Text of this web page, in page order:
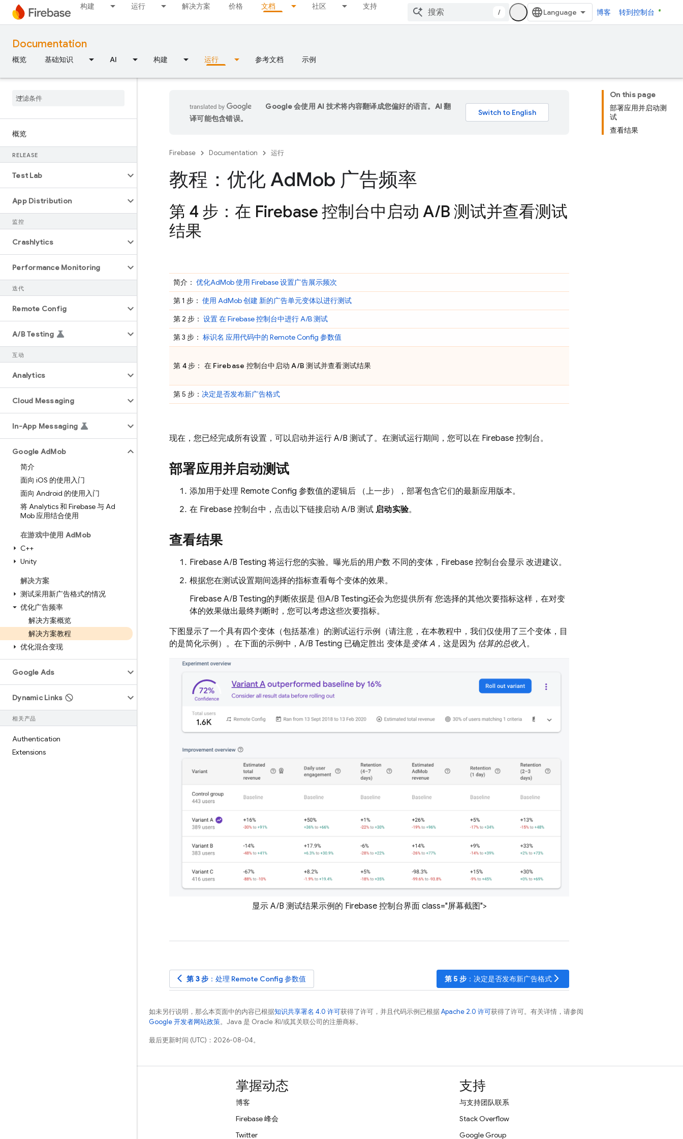
构建 运行 解决方案 价格 文档 社区 支持
/ 博客 转到控制台
Documentation
概览 基础知识 AI 构建 运行 参考文档 示例
概览
RELEASE
Test Lab
App Distribution
监控
Crashlytics
Performance Monitoring
迭代
Remote Config
A/B Testing
互动
Analytics
Cloud Messaging
In-App Messaging
Google AdMob
简介
面向 iOS 的使用入门
面向 Android 的使用入门
将 Analytics 和 Firebase 与 Ad
Mob 应用结合使用
在游戏中使用 AdMob
C++
Unity
解决方案
测试采用新广告格式的情况
优化广告频率
解决方案概览
解决方案教程
优化混合变现
Google Ads
Dynamic Links
相关产品
Authentication
Extensions
On this page
部署应用并启动测
试
查看结果
Google 会使用 AI 技术将内容翻译成您偏好的语言。AI 翻
译可能包含错误。
Firebase Documentation 运行
教程：优化 AdMob 广告频率
第 4 步：在 Firebase 控制台中启动 A/B 测试并查看测试
结果
简介： 优化AdMob使用 Firebase 设置广告展示频次
第 1 步： 使用 AdMob创建 新的广告单元变体以进行测试
第 2 步： 设置 在Firebase控制台中进行 A/B 测试
第 3 步： 标识名 应用代码中的 Remote Config 参数值
第 4 步： 在 Firebase 控制台中启动 A/B 测试并查看测试结果
第 5 步： 决定是否发布新广告格式
现在，您已经完成所有设置，可以启动并运行 A/B 测试了。在测试运行期间，您可以在 Firebase 控制台。
部署应用并启动测试
添加用于处理 Remote Config 参数值的逻辑后 （上一步），部署包含它们的最新应用版本。
在 Firebase 控制台中，点击以下链接启动 A/B 测试 启动实验。
查看结果
Firebase A/B Testing 将运行您的实验。曝光后的用户数 不同的变体， Firebase 控制台会显示 改进建议。
根据您在测试设置期间选择的指标查看每个变体的效果。
Firebase A/B Testing的判断依据是 但A/B Testing还会为您提供所有 您选择的其他次要指标这样，在对变
体的效果做出最终判断时，您可以考虑这些次要指标。
下图显示了一个具有四个变体（包括基准）的测试运行示例（请注意，在本教程中，我们仅使用了三个变体，目
的是简化示例）。在下面的示例中， A/B Testing 已确定胜出 变体是变体 A ，这是因为 估算的总收入。
显示 A/B 测试结果示例的 Firebase 控制台界面 class="屏幕截图">
arrow_back_ios 第 3 步 ：处理 Remote Config 参数值 第 5 步 ：决定是否发布新广告格式 arrow_forward_ios
如未另行说明，那么本页面中的内容已根据知识共享署名 4.0 许可获得了许可，并且代码示例已根据Apache 2.0 许可获得了许可。有关详情，请参阅
Google 开发者网站政策。Java 是 Oracle 和/或其关联公司的注册商标。
最后更新时间 (UTC)：2026-08-04。
掌握动态
博客
Firebase 峰会
Twitter
支持
与支持团队联系
Stack Overflow
Google Group